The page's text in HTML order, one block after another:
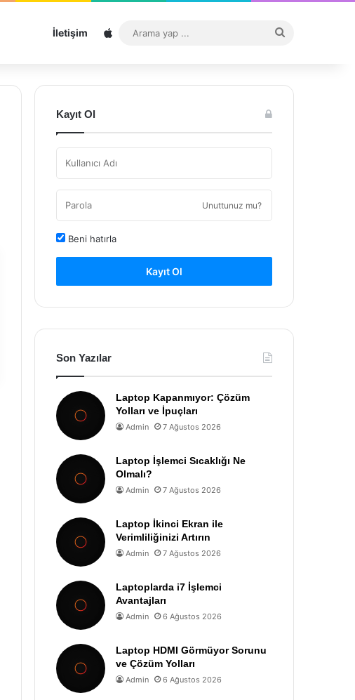
İletişim Sitemap
...
Kayıt Ol
Unuttunuz mu?
Beni hatırla
Kayıt Ol
Son Yazılar
Laptop Kapanmıyor: Çözüm
Yolları ve İpuçları
Admin 7 Ağustos 2026
Laptop İşlemci Sıcaklığı Ne
Olmalı?
Admin 7 Ağustos 2026
Laptop İkinci Ekran ile
Verimliliğinizi Artırın
Admin 7 Ağustos 2026
Laptoplarda i7 İşlemci
Avantajları
Admin 6 Ağustos 2026
Laptop HDMI Görmüyor Sorunu
ve Çözüm Yolları
Admin 6 Ağustos 2026